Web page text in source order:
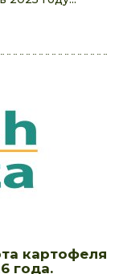
картофеля
года.